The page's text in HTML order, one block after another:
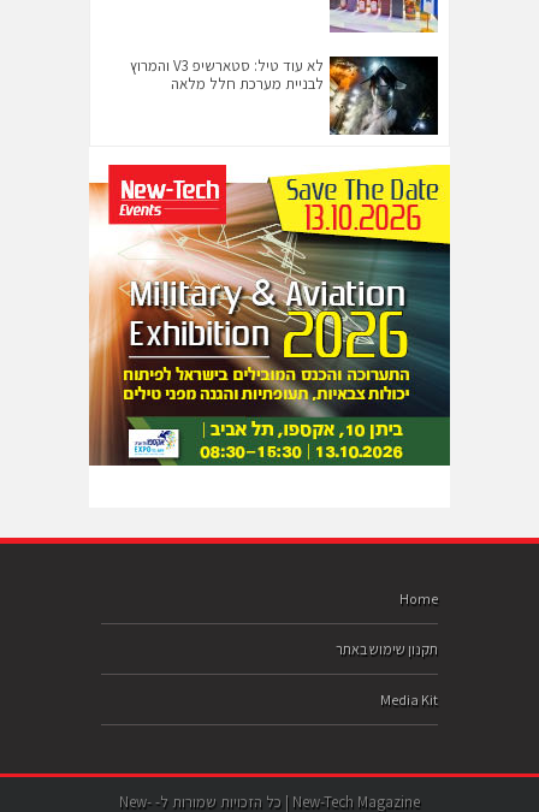
לא עוד טיל: סטארשיפ V3 והמרוץ
לבניית מערכת חלל מלאה
Home
תקנון שימוש באתר
Media Kit
New-Tech Magazine | כל הזכויות שמורות ל- New-